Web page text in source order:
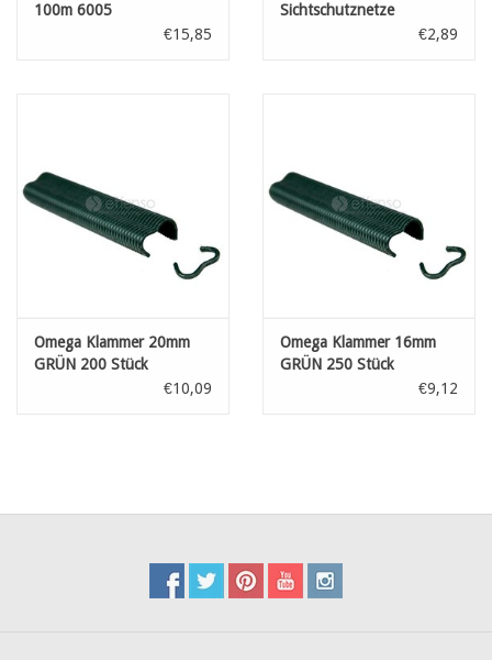
100m 6005
€15,85
Sichtschutznetze
Dünkelgrün L: 100 mm€2,89
Omega Klammer 20mm
GRÜN 200 Stück
€10,09
Omega Klammer 16mm
GRÜN 250 Stück
€9,12